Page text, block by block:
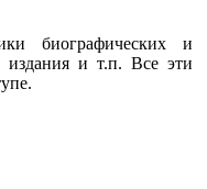
биографических и
издания и т.п. Все эти